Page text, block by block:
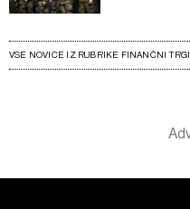
VSE NOVICE IZ RUBRIKE FINANČNI TRGI